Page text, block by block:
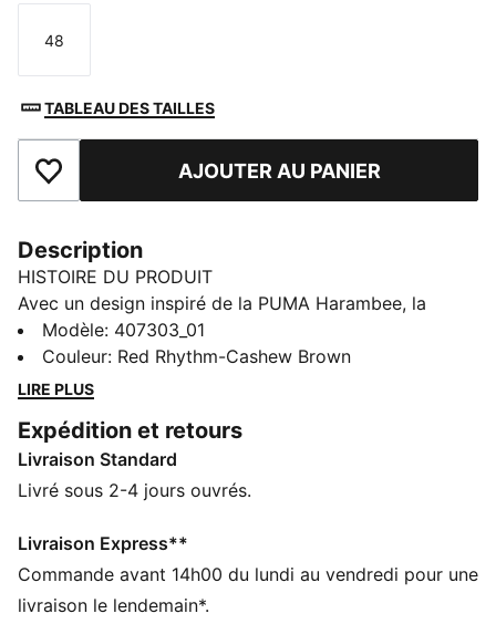
Taille
48
TABLEAU DES TAILLES
Ajouter aux favorisAJOUTER AU PANIER
Description
HISTOIRE DU PRODUIT
Avec un design inspiré de la PUMA Harambee, la
pointe d'athlétisme iconique des années 2000, la H-
Street est une icône intemporelle. Ces sneakers H-
Street Elastic sont dotées d’un col repliable et de
DÉTAILS
Conçu pour : Lifestyle par PUMA
Largeur : régulière
Talon : Talon plat
Col repliable
Éléments de design PUMA emblématiques
Modèle: 407303_01
Couleur: Red Rhythm-Cashew Brown
LIRE PLUS
Expédition et retours
Livraison Standard
Livré sous 2-4 jours ouvrés.
Livraison Express**
Commande avant 14h00 du lundi au vendredi pour une
livraison le lendemain*.